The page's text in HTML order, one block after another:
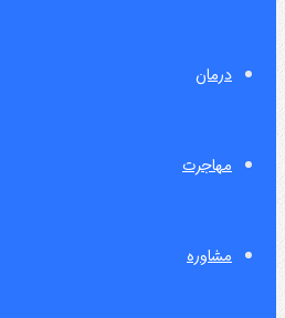
درمان
مهاجرت
مشاوره